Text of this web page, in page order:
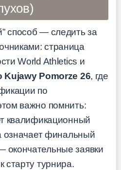
способ — следить за
страница
World Athletics и
Kujawy Pomorze 26, где
по
важно помнить:
квалификационный
означает финальный
заявки
старту турнира.